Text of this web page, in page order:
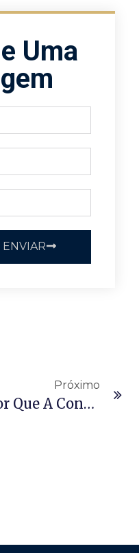
Uma
ENVIAR
Próximo
Por Que A Construção Modular É Ideal Para Projetos Comerciais?